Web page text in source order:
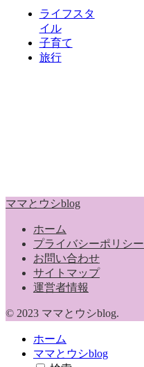
ライフスタ
イル
子育て
旅行
ママとウシblog
ホーム
プライバシーポリシー
お問い合わせ
サイトマップ
運営者情報
© 2023 ママとウシblog.
ホーム
ママとウシblog